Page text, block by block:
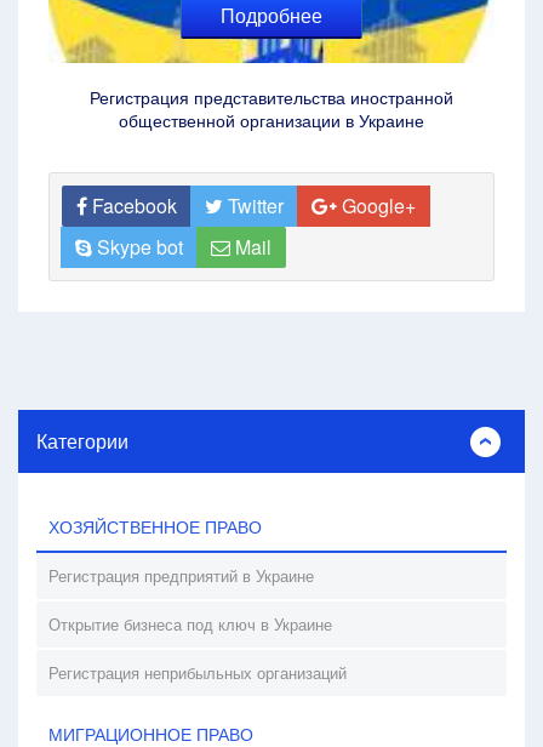
Подробнее
Регистрация представительства иностранной
общественной организации в Украине
Facebook Twitter
Google+
Skype bot
Mail
Категории
ХОЗЯЙСТВЕННОЕ ПРАВО
Регистрация предприятий в Украине
Открытие бизнеса под ключ в Украине
Регистрация неприбыльных организаций
МИГРАЦИОННОЕ ПРАВО